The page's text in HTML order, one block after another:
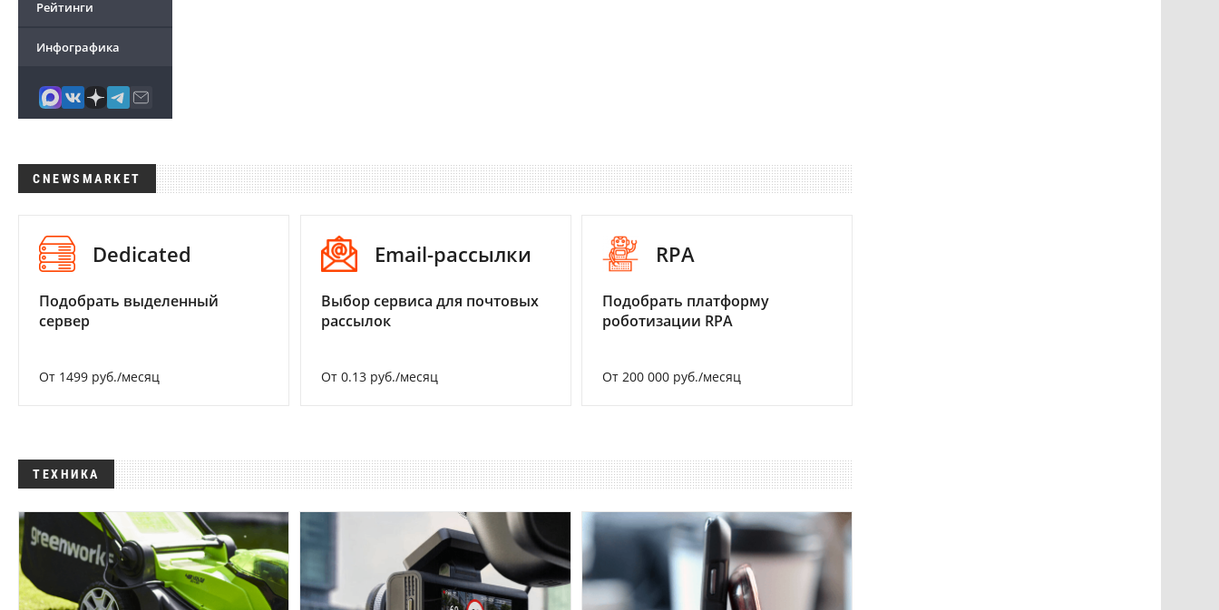
Рейтинги
Инфографика
CNEWSMARKET
Dedicated
Подобрать выделенный
сервер
От 1499 руб./месяц
Email-рассылки
Выбор сервиса для почтовых
рассылок
От 0.13 руб./месяц
RPA
Подобрать платформу
роботизации RPA
От 200 000 руб./месяц
ТЕХНИКА